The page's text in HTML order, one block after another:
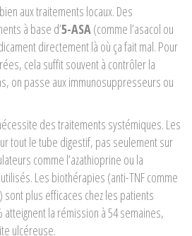
aux traitements locaux. Des
à base d’5-ASA(comme l’asacol ou
directement là où ça fait mal. Pour
cela suffit souvent à contrôler la
on passe aux immunosuppresseurs ou
des traitements systémiques. Les
tout le tube digestif, pas seulement sur
comme l’azathioprine ou la
Les biothérapies (anti-TNF comme
sont plus efficaces chez les patients
atteignent la rémission à 54 semaines,
ulcéreuse.